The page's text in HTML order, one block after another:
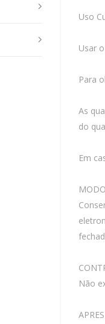
Uso
Usar
Para
As
do
Em
Não